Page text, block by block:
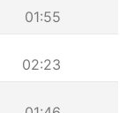
01:55
02:23